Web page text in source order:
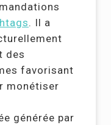
. Il a
des
favorisant
monétiser
générée par